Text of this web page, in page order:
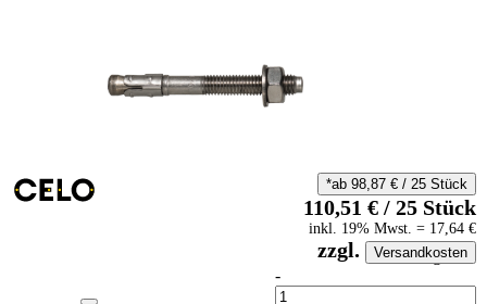
auf Anfrageliste
-
Anzahl
*ab 98,87 €/ 25 Stück
110,51 €/ 25 Stück
inkl. 19% Mwst. = 17,64 €
zzgl. Versandkosten